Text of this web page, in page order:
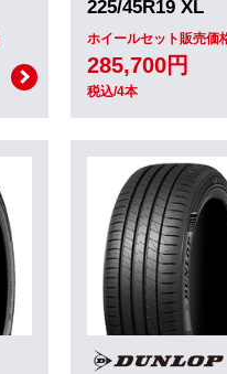
225/45R19 XL
ホイールセット販売価
285,700円
税込/4本